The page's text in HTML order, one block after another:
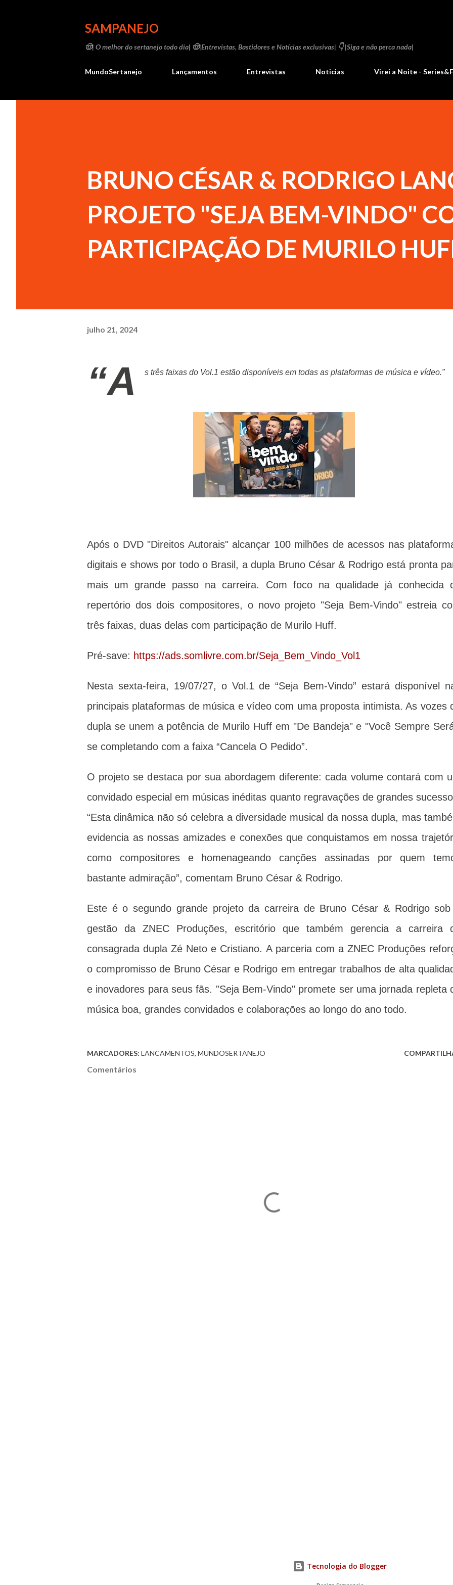
SAMPANEJO
🤠| O melhor do sertanejo todo dia| 🤠|Entrevistas, Bastidores e Notícias exclusivas| 👇 |Siga e não perca nada|
MundoSertanejo Lançamentos Entrevistas Noticias Virei a Noite -
BRUNO CÉSAR & RODRIGO
PROJETO "SEJA BEM-VINDO"
PARTICIPAÇÃO DE MURILO
julho 21, 2024
“A s três faixas do Vol.1 estão disponíveis em todas as plataformas de música e vídeo.”
Após o DVD "Direitos Autorais" alcançar 100 milhões de acessos nas
digitais e shows por todo o Brasil, a dupla Bruno César & Rodrigo está pronta
mais um grande passo na carreira. Com foco na qualidade já conhecida
repertório dos dois compositores, o novo projeto "Seja Bem-Vindo" estreia
três faixas, duas delas com participação de Murilo Huff.
Pré-save: https://ads.somlivre.com.br/Seja_Bem_Vindo_Vol1
Nesta sexta-feira, 19/07/27, o Vol.1 de “Seja Bem-Vindo” estará disponível
principais plataformas de música e vídeo com uma proposta intimista. As vozes
dupla se unem a potência de Murilo Huff em "De Bandeja" e "Você Sempre
se completando com a faixa “Cancela O Pedido”.
O projeto se destaca por sua abordagem diferente: cada volume contará com
convidado especial em músicas inéditas quanto regravações de grandes
“Esta dinâmica não só celebra a diversidade musical da nossa dupla, mas
evidencia as nossas amizades e conexões que conquistamos em nossa
como compositores e homenageando canções assinadas por quem
bastante admiração”, comentam Bruno César & Rodrigo.
Este é o segundo grande projeto da carreira de Bruno César & Rodrigo
gestão da ZNEC Produções, escritório que também gerencia a carreira
consagrada dupla Zé Neto e Cristiano. A parceria com a ZNEC Produções
o compromisso de Bruno César e Rodrigo em entregar trabalhos de alta
e inovadores para seus fãs. "Seja Bem-Vindo" promete ser uma jornada repleta
música boa, grandes convidados e colaborações ao longo do ano todo.
MARCADORES: LANCAMENTOS MUNDOSERTANEJO
Comentários
Tecnologia do Blogger